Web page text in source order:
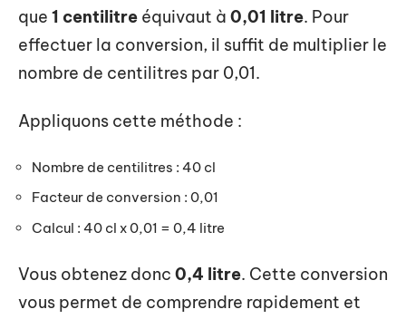
que 1 centilitre équivaut à 0,01 litre. Pour
effectuer la conversion, il suffit de multiplier le
nombre de centilitres par 0,01.
Appliquons cette méthode :
Nombre de centilitres : 40 cl
Facteur de conversion : 0,01
Calcul : 40 cl x 0,01 = 0,4 litre
Vous obtenez donc 0,4 litre. Cette conversion
vous permet de comprendre rapidement et